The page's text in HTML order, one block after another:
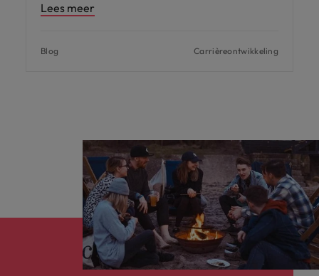
Lees meer
Blog Carrièreontwikkeling